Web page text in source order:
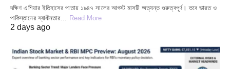
দক্ষিণ এশিয়ার ইতিহাসের পাতায় ১৯৪৭ সালের আগস্ট মাসটি অত্যন্ত গুরুত্বপূর্ণ। তবে ভারত ও
পাকিস্তানের স্বাধীনতার…
Read More
2 days ago